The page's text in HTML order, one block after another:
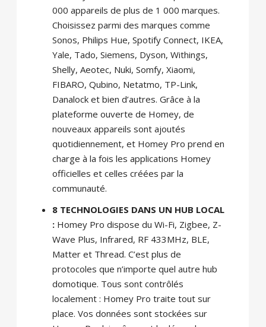
000 appareils de plus de 1 000 marques.
Choisissez parmi des marques comme
Sonos, Philips Hue, Spotify Connect, IKEA,
Yale, Tado, Siemens, Dyson, Withings,
Shelly, Aeotec, Nuki, Somfy, Xiaomi,
FIBARO, Qubino, Netatmo, TP-Link,
Danalock et bien d’autres. Grâce à la
plateforme ouverte de Homey, de
nouveaux appareils sont ajoutés
quotidiennement, et Homey Pro prend en
charge à la fois les applications Homey
officielles et celles créées par la
communauté.
8 TECHNOLOGIES DANS UN HUB LOCAL
:Homey Pro dispose du Wi-Fi, Zigbee, Z-
Wave Plus, Infrared, RF 433MHz, BLE,
Matter et Thread. C’est plus de
protocoles que n’importe quel autre hub
domotique. Tous sont contrôlés
localement : Homey Pro traite tout sur
place. Vos données sont stockées sur